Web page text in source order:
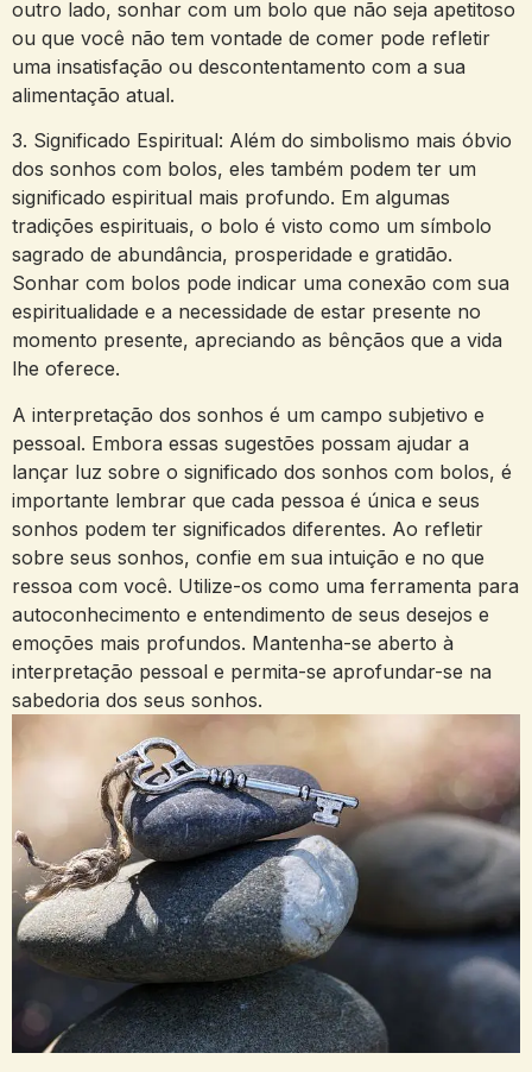
outro lado, sonhar‍ com um bolo que não seja apetitoso
ou que ⁤você não tem vontade⁤ de‍ comer pode‍ refletir
uma insatisfação ou descontentamento com a sua‌
alimentação atual.
3.⁣ Significado Espiritual: Além do simbolismo⁤ mais óbvio
dos sonhos com‍ bolos, eles ​também podem ter um
significado espiritual mais profundo.⁤ Em algumas
tradições espirituais, o ‌bolo ⁢é visto como um símbolo
sagrado de abundância,‌ prosperidade e gratidão.
Sonhar com bolos pode indicar uma conexão com sua
espiritualidade e a ​necessidade de estar presente no
momento presente, apreciando as bênçãos que a vida⁢
lhe‍ oferece.
A ⁤interpretação ⁣dos sonhos é ⁣um campo ⁢subjetivo e
pessoal.‌ Embora essas sugestões possam ajudar a
lançar luz sobre ⁣o significado dos sonhos com bolos, é
importante lembrar que‌ cada pessoa é única e seus
sonhos podem ter ​significados diferentes. ⁤Ao refletir
‍sobre seus sonhos, confie⁤ em sua⁤ intuição ​e no que
ressoa ⁤com você. Utilize-os como uma ferramenta para⁤
autoconhecimento e entendimento de seus ‌desejos e
emoções mais profundos. Mantenha-se aberto à
interpretação pessoal e permita-se aprofundar-se na
sabedoria dos seus ‌sonhos.